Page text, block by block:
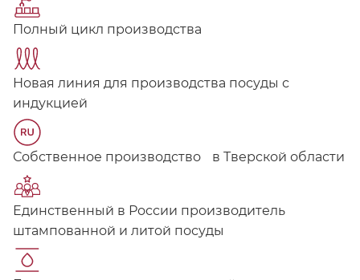
Полный цикл производства
Новая линия для производства посуды с
индукцией
Собственное производство в Тверской области
Единственный в России производитель
штампованной и литой посуды